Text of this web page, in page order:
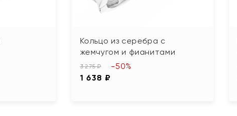
Кольцо из серебра с
жемчугом и фианитами
3 275 ₽
1 638 ₽
-50%